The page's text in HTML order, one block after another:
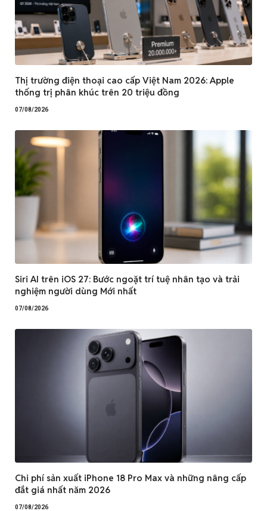
Thị trường điện thoại cao cấp Việt Nam 2026: Apple
thống trị phân khúc trên 20 triệu đồng
07/08/2026
Siri AI trên iOS 27: Bước ngoặt trí tuệ nhân tạo và trải
nghiệm người dùng Mới nhất
07/08/2026
Chi phí sản xuất iPhone 18 Pro Max và những nâng cấp
đắt giá nhất năm 2026
07/08/2026